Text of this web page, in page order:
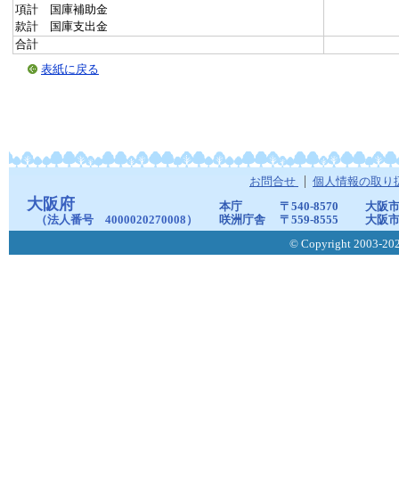
項計 国庫補助金
款計 国庫支出金
合計
表紙に戻る
お問合せ 個人情報の取り
大阪府
（法人番号 4000020270008）
本庁 〒540-8570
大阪
咲洲庁舎
〒559-8555
大阪
© Copyright 2003-